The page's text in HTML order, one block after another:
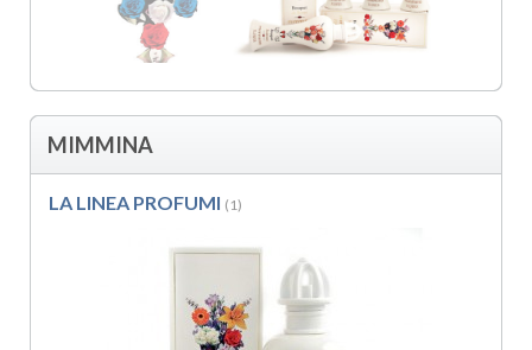
MIMMINA
LA LINEA PROFUMI (1)